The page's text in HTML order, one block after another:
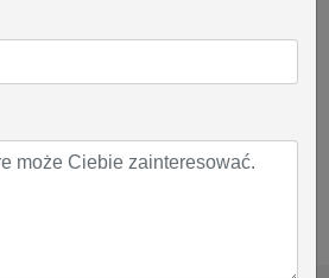
Email do opiekuna